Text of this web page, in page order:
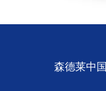
森德莱中国